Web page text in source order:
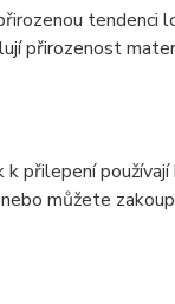
tendenci
přirozenost
přilepení
můžete